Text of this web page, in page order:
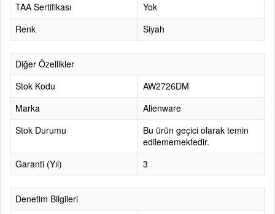
TAA Sertifikası
Yok
Renk
Siyah
Diğer Özellikler
Stok Kodu
AW2726DM
Marka
Alienware
Stok Durumu
Bu ürün geçici olarak temin
edilememektedir.
Garanti (Yıl)
3
Denetim Bilgileri